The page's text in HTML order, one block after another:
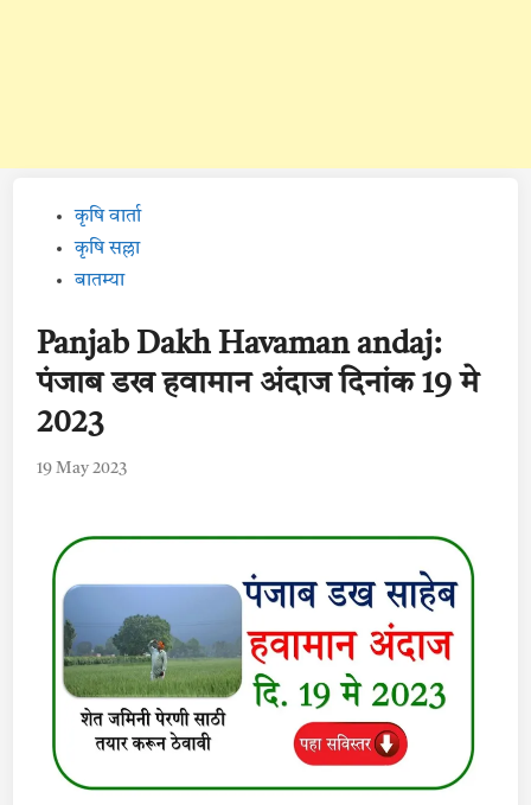
Postedकृषि वार्ता
कृषि सल्ला
बातम्या
Panjab Dakh Havaman andaj:
पंजाब डख हवामान अंदाज दिनांक 19 मे
2023
19 May 2023